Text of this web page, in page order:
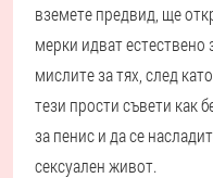
вземете предвид, ще
мерки идват естествено
мислите за тях, след
тези прости съвети как
за пенис и да се
сексуален живот.